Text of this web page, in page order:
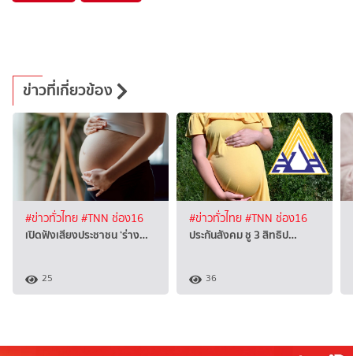
ข่าวที่เกี่ยวข้อง
#ข่าวทั่วไทย#TNN ช่อง16
เปิดฟังเสียงประชาชน ‘ร่าง…
25
#ข่าวทั่วไทย#TNN ช่อง16
ประกันสังคม ชู 3 สิทธิป…
36